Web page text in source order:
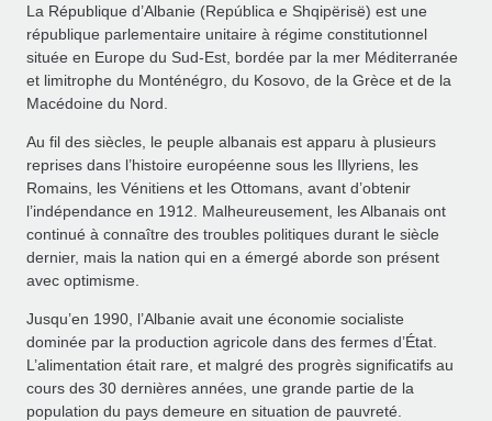
La République d’Albanie (República e Shqipërisë) est une
république parlementaire unitaire à régime constitutionnel
située en Europe du Sud‑Est, bordée par la mer Méditerranée
et limitrophe du Monténégro, du Kosovo, de la Grèce et de la
Macédoine du Nord.
Au fil des siècles, le peuple albanais est apparu à plusieurs
reprises dans l’histoire européenne sous les Illyriens, les
Romains, les Vénitiens et les Ottomans, avant d’obtenir
l’indépendance en 1912. Malheureusement, les Albanais ont
continué à connaître des troubles politiques durant le siècle
dernier, mais la nation qui en a émergé aborde son présent
avec optimisme.
Jusqu’en 1990, l’Albanie avait une économie socialiste
dominée par la production agricole dans des fermes d’État.
L’alimentation était rare, et malgré des progrès significatifs au
cours des 30 dernières années, une grande partie de la
population du pays demeure en situation de pauvreté.